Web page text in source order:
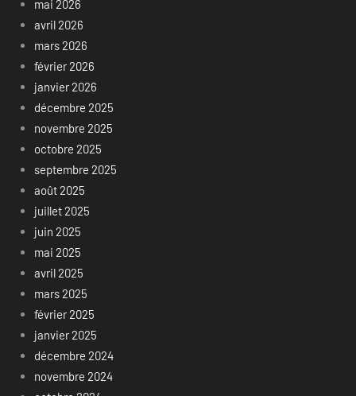
mai 2026
avril 2026
mars 2026
février 2026
janvier 2026
décembre 2025
novembre 2025
octobre 2025
septembre 2025
août 2025
juillet 2025
juin 2025
mai 2025
avril 2025
mars 2025
février 2025
janvier 2025
décembre 2024
novembre 2024